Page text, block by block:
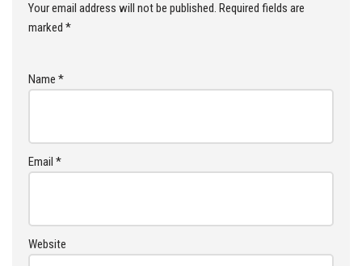
Your email address will not be published. Required fields are
marked *
Name *
Email *
Website